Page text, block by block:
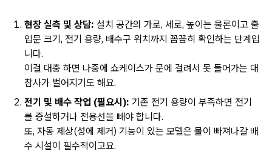
현장 실측 및 상담: 설치 공간의 가로, 세로, 높이는 물론이고 출
입문 크기, 전기 용량, 배수구 위치까지 꼼꼼히 확인하는 단계입
니다.
이걸 대충 하면 나중에 쇼케이스가 문에 걸려서 못 들어가는 대
참사가 벌어지기도 해요.
전기 및 배수 작업 (필요시): 기존 전기 용량이 부족하면 전기
를 증설하거나 전용선을 빼야 합니다.
또, 자동 제상(성에 제거) 기능이 있는 모델은 물이 빠져나갈 배
수 시설이 필수적이고요.